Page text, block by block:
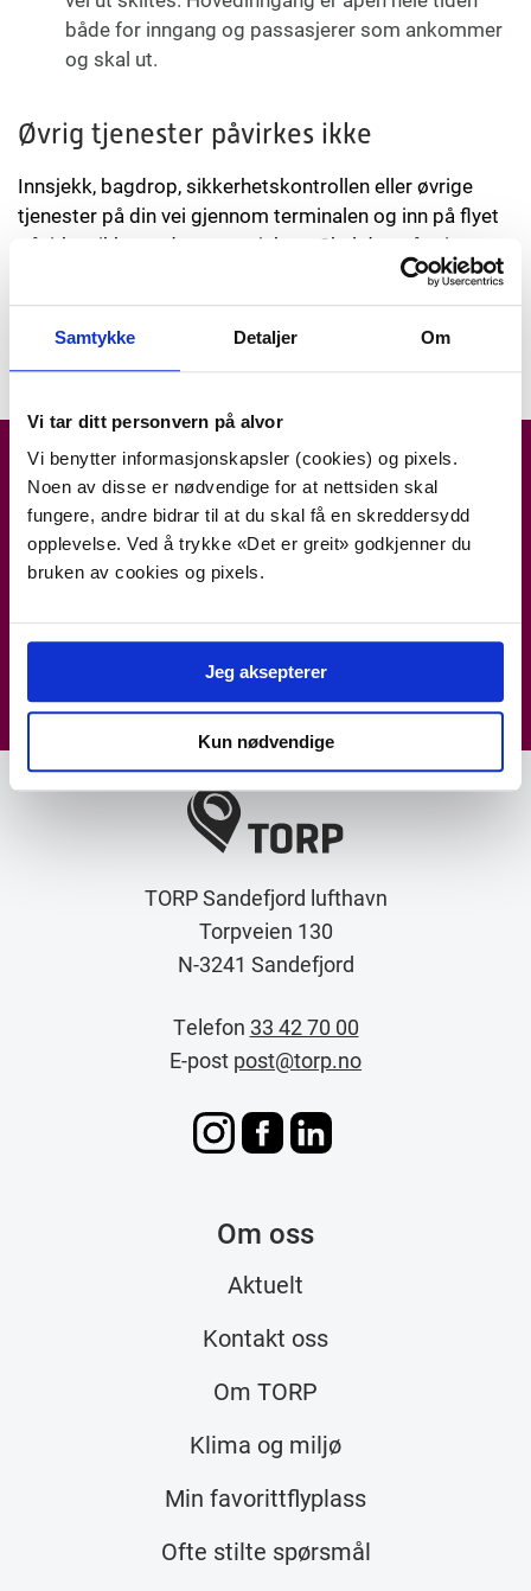
Samtykke Detaljer Om
Vi tar ditt personvern på alvor
Vi benytter informasjonskapsler (cookies) og pixels.
Noen av disse er nødvendige for at nettsiden skal
fungere, andre bidrar til at du skal få en skreddersydd
opplevelse. Ved å trykke «Det er greit» godkjenner du
bruken av cookies og pixels.
Jeg aksepterer
Kun nødvendige
både for inngang og passasjerer som ankommer
og skal ut.
Øvrig tjenester påvirkes ikke
Innsjekk, bagdrop, sikkerhetskontrollen eller øvrige
tjenester på din vei gjennom terminalen og inn på flyet
påvirkes ikke av dette prosjektet. Skal du ut å reise,
møt derfor opp til normal tid. Skal du parkere i P-Hus 1,
P-Hus 2, på P4, P5 Langtid ute eller i ladesonen P6, vil
du hellerikke
påvirkes av arbeidet og du parkerer som
vanlig. Separkeringskart
Registrer deg og få nyheter rett i
innboksen
Jeg samtykker til at TORP kan lagre e-postadressen min til bruk
i e-postmarkedsføring. Les mer om vår håndtering av
TORP Sandefjord lufthavn
Torpveien 130
N-3241 Sandefjord
Telefon 33 42 70 00
E-post post@torp.no
Om oss
Aktuelt
Kontakt oss
Om TORP
Klima og miljø
Min favorittflyplass
Ofte stilte spørsmål